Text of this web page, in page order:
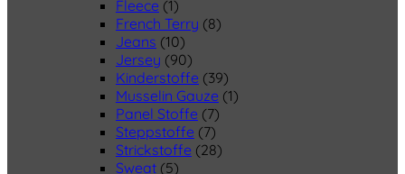
Fleece (1)
French Terry (8)
Jeans (10)
Jersey (90)
Kinderstoffe (39)
Musselin Gauze (1)
Panel Stoffe (7)
Steppstoffe (7)
Strickstoffe (28)
Sweat (5)